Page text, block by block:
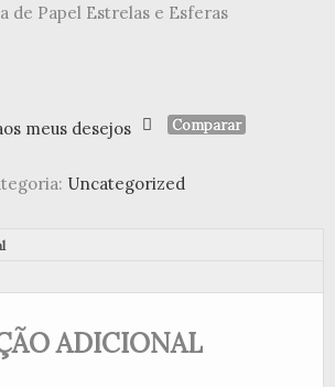
de Papel Estrelas e Esferas
meus desejos Comparar
Uncategorized
ADICIONAL